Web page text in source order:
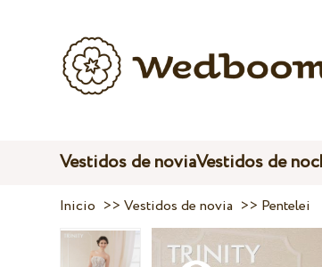
Vestidos de noviaVestidos de
Inicio >>Vestidos de novia >> Pentelei